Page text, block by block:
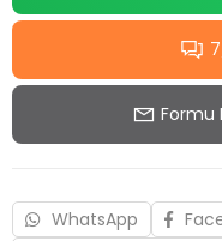
Formu
WhatsApp